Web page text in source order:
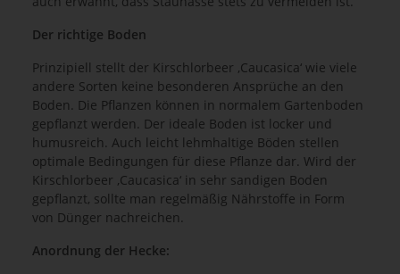
Der richtige Boden
Prinzipiell stellt der Kirschlorbeer ‚Caucasica‘ wie viele
andere Sorten keine besonderen Ansprüche an den
Boden. Die Pflanzen können in normalem Gartenboden
gepflanzt werden. Der ideale Boden ist locker und
humusreich. Auch leicht lehmhaltige Böden stellen
optimale Bedingungen für diese Pflanze dar. Wird der
Kirschlorbeer ‚Caucasica‘ in sehr sandigen Boden
gepflanzt, sollte man regelmäßig Nährstoffe in Form
von Dünger nachreichen.
Anordnung der Hecke: